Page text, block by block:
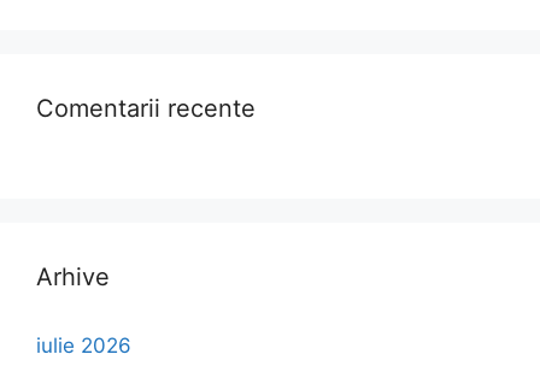
Comentarii recente
Arhive
iulie 2026